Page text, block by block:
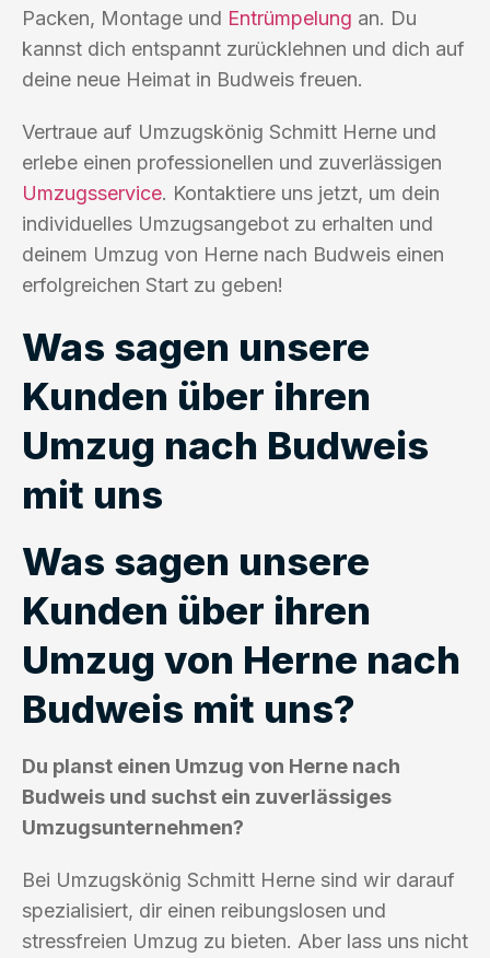
Packen, Montage und Entrümpelung an. Du
kannst dich entspannt zurücklehnen und dich auf
deine neue Heimat in Budweis freuen.
Vertraue auf Umzugskönig Schmitt Herne und
erlebe einen professionellen und zuverlässigen
Umzugsservice. Kontaktiere uns jetzt, um dein
individuelles Umzugsangebot zu erhalten und
deinem Umzug von Herne nach Budweis einen
erfolgreichen Start zu geben!
Was sagen unsere
Kunden über ihren
Umzug nach Budweis
mit uns
Was sagen unsere
Kunden über ihren
Umzug von Herne nach
Budweis mit uns?
Du planst einen Umzug von Herne nach
Budweis und suchst ein zuverlässiges
Umzugsunternehmen?
Bei Umzugskönig Schmitt Herne sind wir darauf
spezialisiert, dir einen reibungslosen und
stressfreien Umzug zu bieten. Aber lass uns nicht